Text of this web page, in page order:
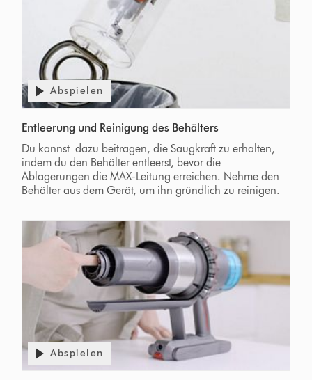
Abspielen
Entleerung und Reinigung des Behälters
Du kannst dazu beitragen, die Saugkraft zu erhalten,
indem du den Behälter entleerst, bevor die
Ablagerungen die MAX-Leitung erreichen. Nehme den
Behälter aus dem Gerät, um ihn gründlich zu reinigen.
Abspielen